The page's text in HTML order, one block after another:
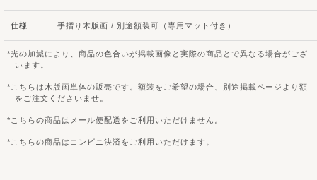
仕様 手摺り木版画 / 別途額装可（専用マット付き）
光の加減により、商品の色合いが掲載画像と実際の商品とで異なる場合がござ
います。
こちらは木版画単体の販売です。額装をご希望の場合、別途掲載ページより額
をご注文くださいませ。
こちらの商品はメール便配送をご利用いただけません。
こちらの商品はコンビニ決済をご利用いただけます。